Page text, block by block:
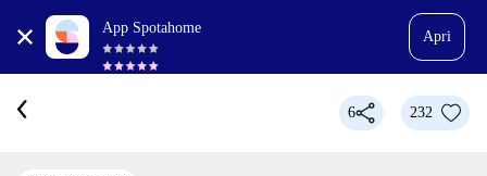
App Spotahome
Apri
6 232